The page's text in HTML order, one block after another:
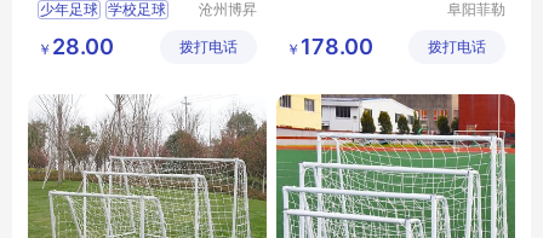
少年足球 学校足球
学校体育用品
沧州博昇
有限公司
￥ 28.00 拨打电话
阜阳菲勒
公司
￥ 178.00 拨打电话